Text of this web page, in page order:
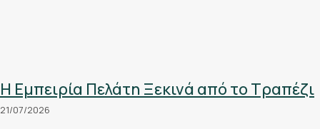
Η Εμπειρία Πελάτη Ξεκινά από το Τραπέζι
21/07/2026